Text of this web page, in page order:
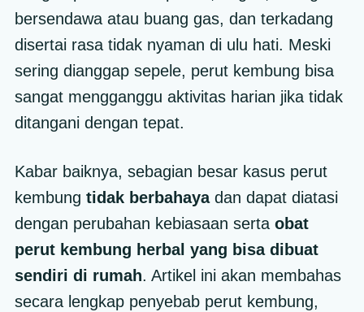
bersendawa atau buang gas, dan terkadang
disertai rasa tidak nyaman di ulu hati. Meski
sering dianggap sepele, perut kembung bisa
sangat mengganggu aktivitas harian jika tidak
ditangani dengan tepat.
Kabar baiknya, sebagian besar kasus perut
kembung tidak berbahayadan dapat diatasi
dengan perubahan kebiasaan serta obat
perut kembung herbal yang bisa dibuat
sendiri di rumah. Artikel ini akan membahas
secara lengkap penyebab perut kembung,